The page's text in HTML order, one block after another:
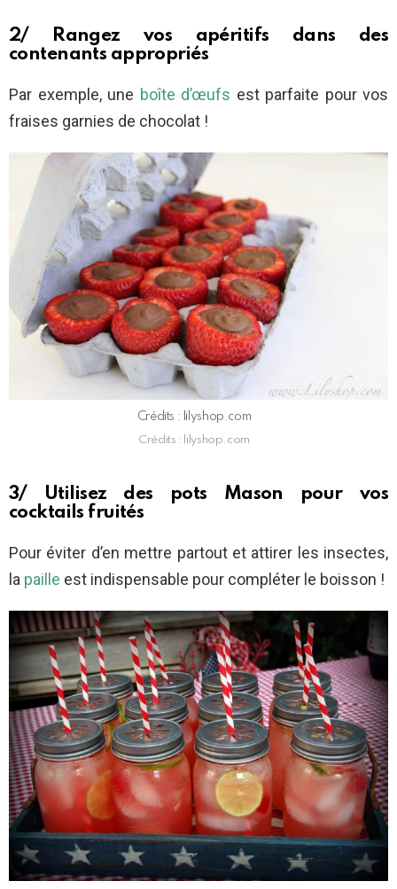
2/ Rangez vos apéritifs dans des
contenants appropriés
Par exemple, une boîte d’œufs est parfaite pour vos
fraises garnies de chocolat !
Crédits : lilyshop.com
Crédits : lilyshop.com
3/ Utilisez des pots Mason pour vos
cocktails fruités
Pour éviter d’en mettre partout et attirer les insectes,
la paille est indispensable pour compléter le boisson !